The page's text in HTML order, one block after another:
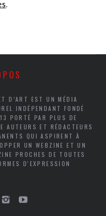
.
D’ART EST UN MÉDIA
INDÉPENDANT FONDÉ
PORTÉ PAR PLUS DE
AUTEURS ET RÉDACTEURS
QUI ASPIRENT À
UN WEBZINE ET UN
PROCHES DE TOUTES
D'EXPRESSION